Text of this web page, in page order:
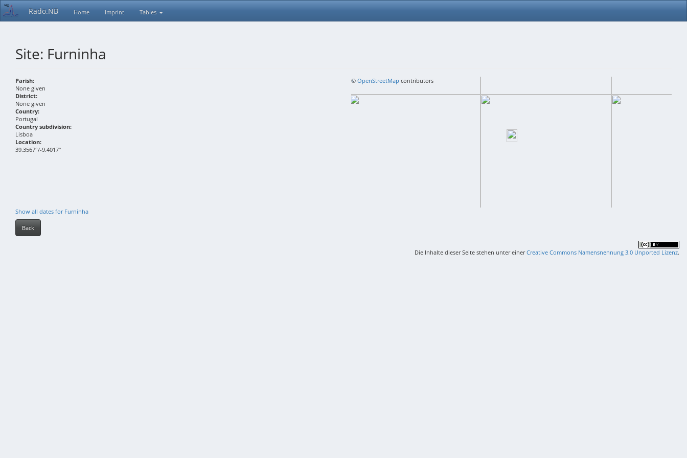
Rado.NB Home Imprint Tables
Site: Furninha
Parish:
None given
District:
None given
Country:
Portugal
Country subdivision:
Lisboa
Location:
39.3567°/-9.4017°
+−
©OpenStreetMap contributors
Show all dates for Furninha
Back
Die Inhalte dieser Seite stehen unter einerCreative Commons Namensnennung 3.0 Unported Lizenz.